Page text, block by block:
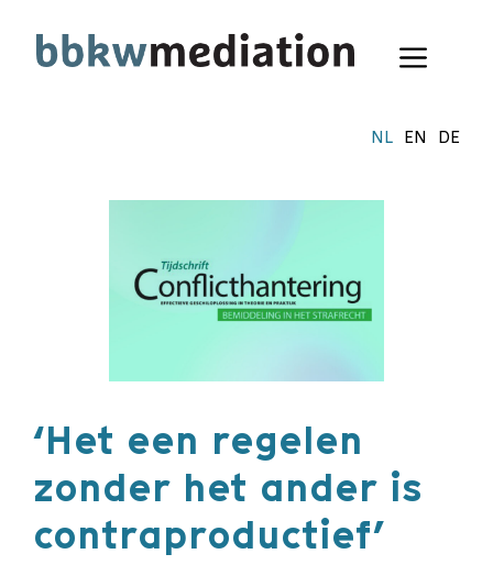
naar
NL EN DE
Menu
‘Het een regelen
zonder het ander is
contraproductief’